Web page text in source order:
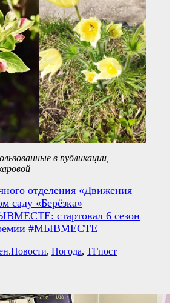
в публикации,
отделения «Движения
саду «Берёзка»
стартовал 6 сезон
#МЫВМЕСТЕ
, Погода, ТГпост